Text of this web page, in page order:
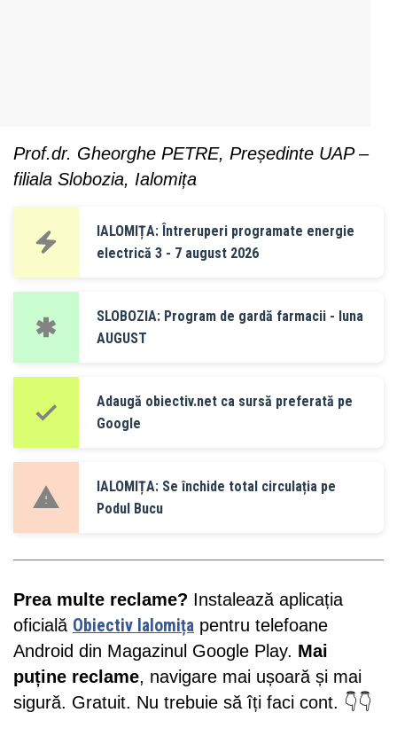
Prof.dr. Gheorghe PETRE, Președinte UAP –
filiala Slobozia, Ialomița
IALOMIȚA: Întreruperi programate energie
electrică 3 - 7 august 2026
SLOBOZIA: Program de gardă farmacii - luna
AUGUST
Adaugă obiectiv.net ca sursă preferată pe
Google
IALOMIȚA: Se închide total circulația pe
Podul Bucu
Prea multe reclame? Instalează aplicația
oficială Obiectiv Ialomița pentru telefoane
Android din Magazinul Google Play. Mai
puține reclame, navigare mai ușoară și mai
sigură. Gratuit. Nu trebuie să îți faci cont. 👇👇